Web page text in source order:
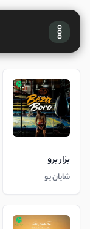
بزار برو
شایان یو